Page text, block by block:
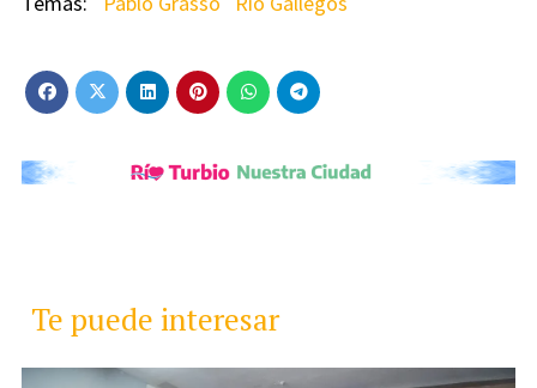
Te puede interesar